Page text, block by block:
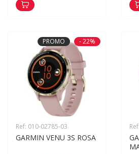
PROMO - 22%
Ref: 010-02785-03
GARMIN VENU 3S ROSA